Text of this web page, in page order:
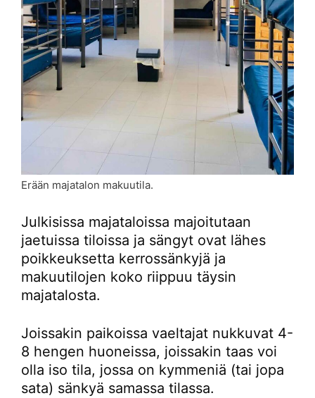
Erään majatalon makuutila.
Julkisissa majataloissa majoitutaan
jaetuissa tiloissa ja sängyt ovat lähes
poikkeuksetta kerrossänkyjä ja
makuutilojen koko riippuu täysin
majatalosta.
Joissakin paikoissa vaeltajat nukkuvat 4-
8 hengen huoneissa, joissakin taas voi
olla iso tila, jossa on kymmeniä (tai jopa
sata) sänkyä samassa tilassa.